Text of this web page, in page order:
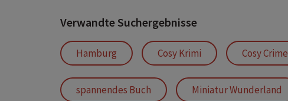
Verwandte Suchergebnisse
Hamburg Cosy Krimi Cosy Crime
spannendes Buch Miniatur Wunderland